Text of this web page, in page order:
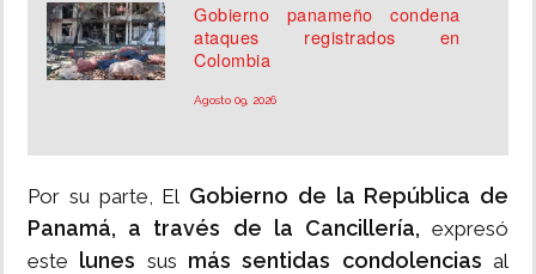
Gobierno panameño condena
ataques registrados en
Colombia
Agosto 09, 2026
Por su parte, El Gobierno de la República de
Panamá, a través de la Cancillería, expresó
este lunes sus más sentidas condolenciasal